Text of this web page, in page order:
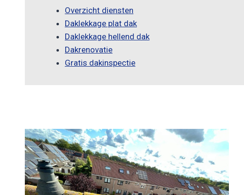
Overzicht diensten
Daklekkage plat dak
Daklekkage hellend dak
Dakrenovatie
Gratis dakinspectie